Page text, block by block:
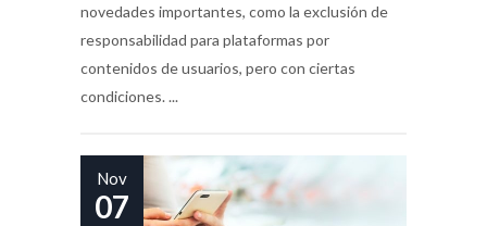
novedades importantes, como la exclusión de
responsabilidad para plataformas por
contenidos de usuarios, pero con ciertas
condiciones. ...
Nov
07